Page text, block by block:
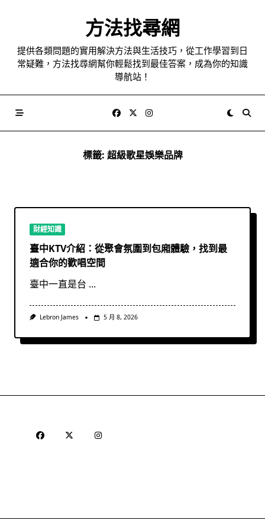
方法找尋網
提供各類問題的實用解決方法與生活技巧，從工作學習到日
常疑難，方法找尋網幫你輕鬆找到最佳答案，成為你的知識
導航站！
標籤: 超級歌星娛樂品牌
財經知識
臺中KTV介紹：從聚會氛圍到包廂體驗，找到最
適合你的歡唱空間
臺中一直是台 ...
Lebron James 5 月 8, 2026